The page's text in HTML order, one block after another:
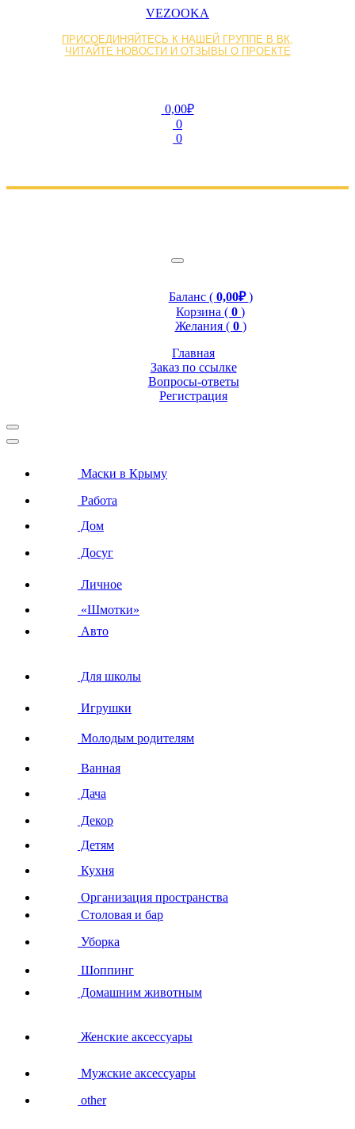
VEZOOKA
ПРИСОЕДИНЯЙТЕСЬ К НАШЕЙ ГРУППЕ В ВК,
ЧИТАЙТЕ НОВОСТИ И ОТЗЫВЫ О ПРОЕКТЕ
0,00₽
0
0
Баланс ( 0,00₽)
Корзина ( 0 )
Желания ( 0 )
Главная
Заказ по ссылке
Вопросы-ответы
Регистрация
Маски в Крыму
Работа
Дом
Досуг
Личное
«Шмотки»
Авто
Для школы
Игрушки
Молодым родителям
Ванная
Дача
Декор
Детям
Кухня
Организация пространства
Столовая и бар
Уборка
Шоппинг
Домашним животным
Женские аксессуары
Мужские аксессуары
other